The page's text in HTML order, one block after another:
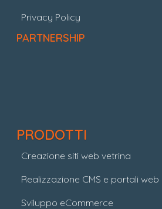
Privacy Policy
PARTNERSHIP
PRODOTTI
Creazione siti web vetrina
Realizzazione CMS e portali web
Sviluppo eCommerce